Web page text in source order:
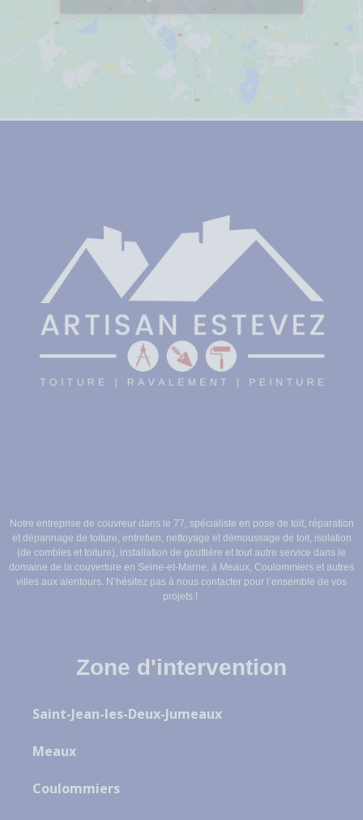
Notre entreprise de couvreur dans le 77, spécialiste en pose de toit, réparation
et dépannage de toiture, entretien, nettoyage et démoussage de toit, isolation
(de combles et toiture), installation de gouttière et tout autre service dans le
domaine de la couverture en Seine-et-Marne, à Meaux, Coulommiers et autres
villes aux alentours. N’hésitez pas à nous contacter pour l’ensemble de vos
projets !
Zone d'intervention
Saint-Jean-les-Deux-Jumeaux
Meaux
Coulommiers